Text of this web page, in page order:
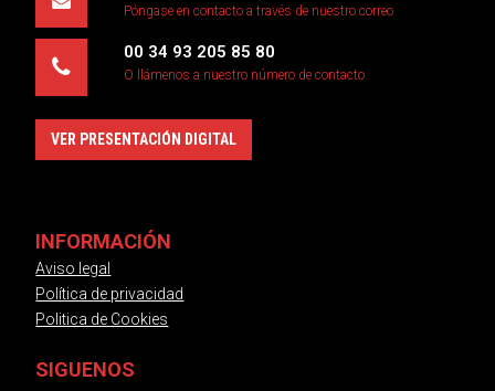
Póngase en contacto a través de nuestro correo
00 34 93 205 85 80
O llámenos a nuestro número de contacto
VER PRESENTACIÓN DIGITAL
INFORMACIÓN
Aviso legal
Política de privacidad
Politica de Cookies
SIGUENOS